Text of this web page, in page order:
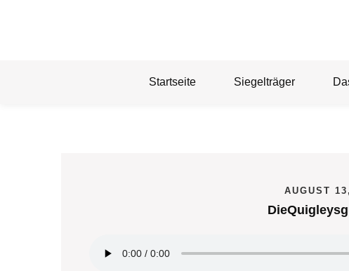
Startseite Siegelträger
AUGUST